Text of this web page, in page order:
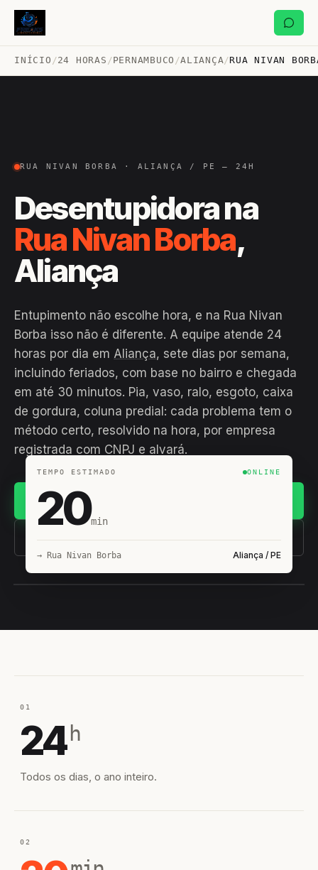
INÍCIO /24 HORAS /PERNAMBUCO /ALIANÇA/RUA NIVAN
RUA NIVAN BORBA · ALIANÇA / PE — 24H
Desentupidora na
Rua Nivan Borba,
Aliança
Entupimento não escolhe hora, e na Rua Nivan
Borba isso não é diferente. A equipe atende 24
horas por dia em Aliança, sete dias por semana,
incluindo feriados, com base no bairro e chegada
em até 30 minutos. Pia, vaso, ralo, esgoto, caixa
de gordura, coluna predial: cada problema tem o
método certo, resolvido na hora, por empresa
registrada com CNPJ e alvará.
(11) 93407-8838
TEMPO ESTIMADO ONLINE
20min
→ Rua Nivan Borba Aliança / PE
01
24 h
Todos os dias, o ano inteiro.
02